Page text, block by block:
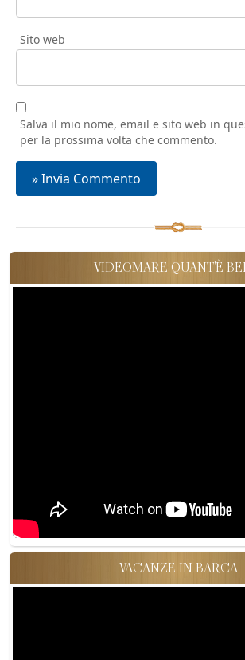
Sito web
Salva il mio nome, email e sito web in
per la prossima volta che commento.
VIDEOMARE QUANT'È
VACANZE IN BARCA